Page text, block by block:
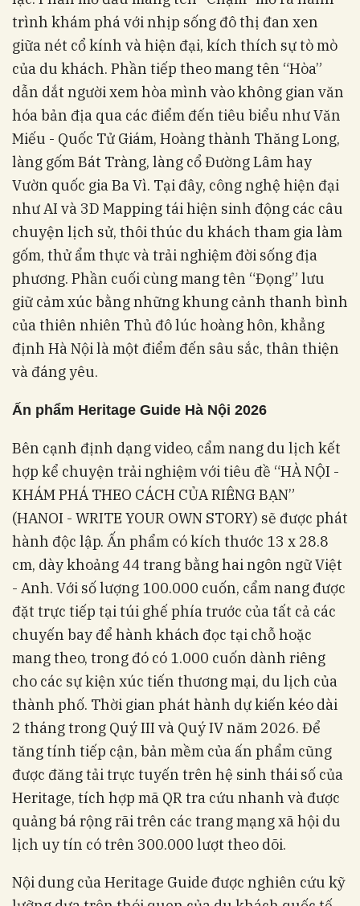
trình khám phá với nhịp sống đô thị đan xen
giữa nét cổ kính và hiện đại, kích thích sự tò mò
của du khách. Phần tiếp theo mang tên “Hòa”
dẫn dắt người xem hòa mình vào không gian văn
hóa bản địa qua các điểm đến tiêu biểu như Văn
Miếu - Quốc Tử Giám, Hoàng thành Thăng Long,
làng gốm Bát Tràng, làng cổ Đường Lâm hay
Vườn quốc gia Ba Vì. Tại đây, công nghệ hiện đại
như AI và 3D Mapping tái hiện sinh động các câu
chuyện lịch sử, thôi thúc du khách tham gia làm
gốm, thử ẩm thực và trải nghiệm đời sống địa
phương. Phần cuối cùng mang tên “Đọng” lưu
giữ cảm xúc bằng những khung cảnh thanh bình
của thiên nhiên Thủ đô lúc hoàng hôn, khẳng
định Hà Nội là một điểm đến sâu sắc, thân thiện
và đáng yêu.
Ấn phẩm Heritage Guide Hà Nội 2026
Bên cạnh định dạng video, cẩm nang du lịch kết
hợp kể chuyện trải nghiệm với tiêu đề “HÀ NỘI -
KHÁM PHÁ THEO CÁCH CỦA RIÊNG BẠN”
(HANOI - WRITE YOUR OWN STORY) sẽ được phát
hành độc lập. Ấn phẩm có kích thước 13 x 28.8
cm, dày khoảng 44 trang bằng hai ngôn ngữ Việt
- Anh. Với số lượng 100.000 cuốn, cẩm nang được
đặt trực tiếp tại túi ghế phía trước của tất cả các
chuyến bay để hành khách đọc tại chỗ hoặc
mang theo, trong đó có 1.000 cuốn dành riêng
cho các sự kiện xúc tiến thương mại, du lịch của
thành phố. Thời gian phát hành dự kiến kéo dài
2 tháng trong Quý III và Quý IV năm 2026. Để
tăng tính tiếp cận, bản mềm của ấn phẩm cũng
được đăng tải trực tuyến trên hệ sinh thái số của
Heritage, tích hợp mã QR tra cứu nhanh và được
quảng bá rộng rãi trên các trang mạng xã hội du
lịch uy tín có trên 300.000 lượt theo dõi.
Nội dung của Heritage Guide được nghiên cứu kỹ